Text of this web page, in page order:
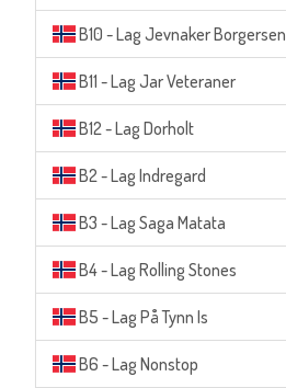
B10 - Lag Jevnaker Borgersen
B11 - Lag Jar Veteraner
B12 - Lag Dorholt
B2 - Lag Indregard
B3 - Lag Saga Matata
B4 - Lag Rolling Stones
B5 - Lag På Tynn Is
B6 - Lag Nonstop